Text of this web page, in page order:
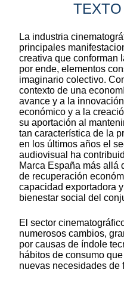
La industria
principales
creativa que conforman
por ende, elementos
imaginario colectivo.
contexto de una
avance y a la
económico y a la
su aportación al
tan característica de la
en los últimos años el
audiovisual ha
Marca España más allá
de recuperación
capacidad exportadora
bienestar social del
El sector
numerosos cambios,
por causas de índole
hábitos de consumo
nuevas necesidades de